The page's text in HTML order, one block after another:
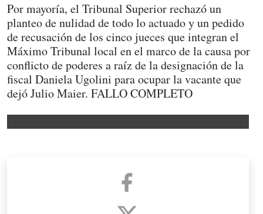
Por mayoría, el Tribunal Superior rechazó un
planteo de nulidad de todo lo actuado y un pedido
de recusación de los cinco jueces que integran el
Máximo Tribunal local en el marco de la causa por
conflicto de poderes a raíz de la designación de la
fiscal Daniela Ugolini para ocupar la vacante que
dejó Julio Maier. FALLO COMPLETO